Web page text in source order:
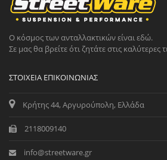
Ο κόσμος των ανταλλακτικών είναι εδώ.
Σε μας θα βρείτε ότι ζητάτε στις καλύτερες
ΣΤΟΙΧΕΊΑ ΕΠΙΚΟΙΝΩΝΊΑΣ
Κρήτης 44, Αργυρούπολη, Ελλάδα
2118009140
info@streetware.gr